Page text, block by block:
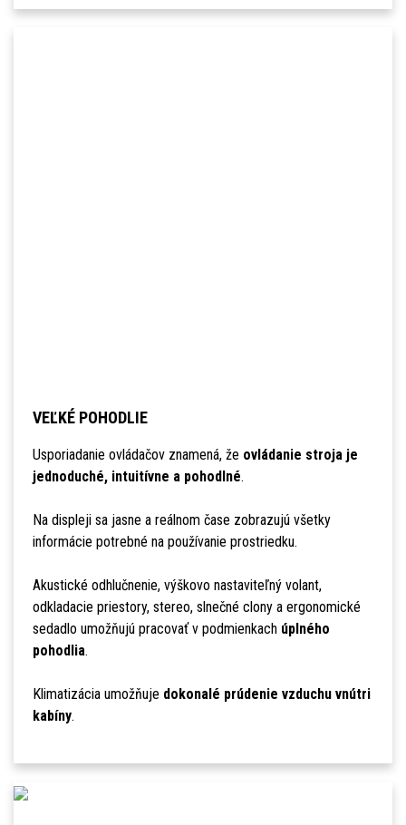
VEĽKÉ POHODLIE
Usporiadanie ovládačov znamená, že ovládanie stroja je
jednoduché, intuitívne a pohodlné.
Na displeji sa jasne a reálnom čase zobrazujú všetky
informácie potrebné na používanie prostriedku.
Akustické odhlučnenie, výškovo nastaviteľný volant,
odkladacie priestory, stereo, slnečné clony a ergonomické
sedadlo umožňujú pracovať v podmienkach úplného
pohodlia.
Klimatizácia umožňuje dokonalé prúdenie vzduchu vnútri
kabíny.